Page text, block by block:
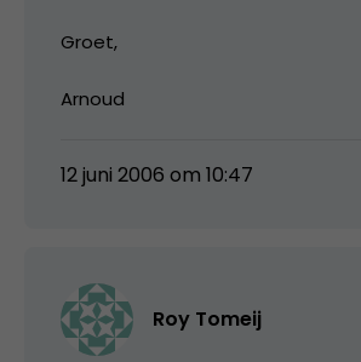
Groet,
Arnoud
12 juni 2006 om 10:47
Roy Tomeij